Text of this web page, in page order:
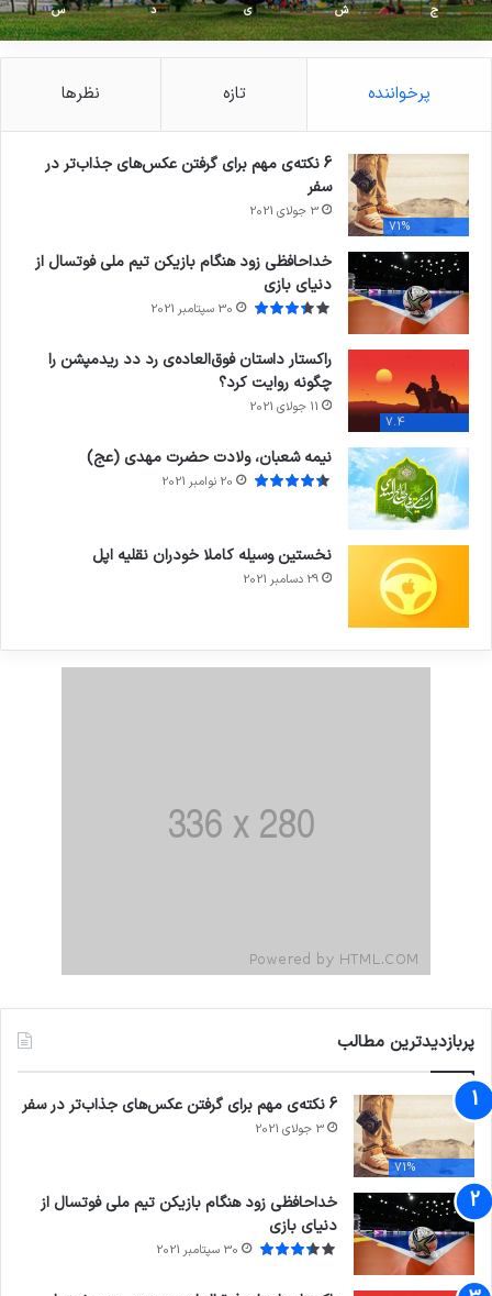
ج ش ی د س
پرخواننده تازه نظرها
71%
6 نکته‌ی مهم برای گرفتن عکس‌های جذاب‌تر در
سفر
3 جولای 2021
خداحافظی زود هنگام بازیکن تیم ملی فوتسال از
دنیای بازی
30 سپتامبر 2021
7.4
راکستار داستان فوق‌العاده‌ی رد دد ریدمپشن را
چگونه روایت کرد؟
11 جولای 2021
نیمه شعبان، ولادت حضرت مهدی (عج)
20 نوامبر 2021
نخستین وسیله کاملا خودران نقلیه اپل
29 دسامبر 2021
پربازدیدترین مطالب
71%
6 نکته‌ی مهم برای گرفتن عکس‌های جذاب‌تر در سفر
3 جولای 2021
خداحافظی زود هنگام بازیکن تیم ملی فوتسال از
دنیای بازی
30 سپتامبر 2021